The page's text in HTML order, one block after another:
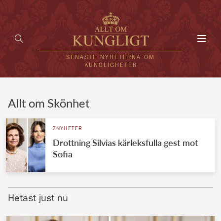
SENASTE NYHETERNA OM
KUNGLIGHETER
UTLÄNDSKT
VÄRLDENS KUNGAHUS
Allt om Skönhet
ZNYHETER
Drottning Silvias kärleksfulla gest mot
Sofia
Hetast just nu